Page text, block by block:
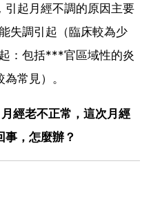
引起月經不調的原因主要
失調引起（臨床較為少
：包括***官區域性的炎
常見）。
經老不正常，這次月經
事，怎麼辦？